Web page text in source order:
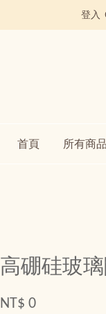
登入
首頁 所有商品
高硼硅玻
NT$ 0